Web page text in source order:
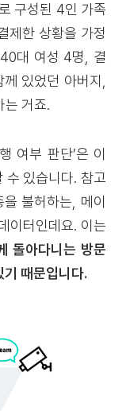
구성된 4인 가족
제한 상황을 가정
대 여성 4명, 결
있었던 아버지,
는 거죠.
여부 판단’은 이
수 있습니다. 참고
불허하는, 메이
이터인데요. 이는
돌아다니는 방문
기 때문입니다.